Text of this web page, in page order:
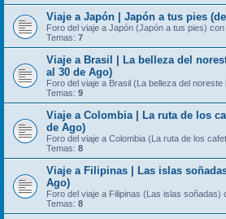
Viaje a Japón | Japón a tus pies
Foro del viaje a Japón (Japón a tus pies) con
Temas: 7
Viaje a Brasil | La belleza del
al 30 de Ago)
Foro del viaje a Brasil (La belleza del
Temas: 9
Viaje a Colombia | La ruta de los
de Ago)
Foro del viaje a Colombia (La ruta de los
Temas: 8
Viaje a Filipinas | Las islas
Ago)
Foro del viaje a Filipinas (Las islas soñadas)
Temas: 8